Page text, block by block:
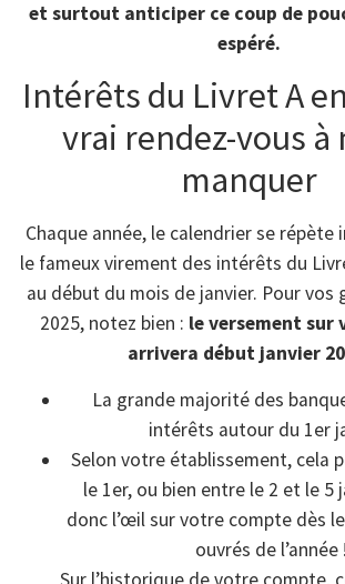
et surtout anticiper ce coup de
espéré.
Intérêts du Livret A
vrai rendez-vous à
manquer
Chaque année, le calendrier se répète
le fameux virement des intérêts du
au début du mois de janvier. Pour vos
2025, notez bien : le versement sur
arrivera début janvier
La grande majorité des
intérêts autour du 1er
Selon votre établissement, cela
le 1er, ou bien entre le 2 et le 5
donc l’œil sur votre compte dès
ouvrés de l’année !